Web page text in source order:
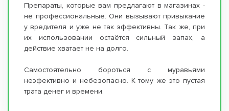
Препараты, которые вам предлагают в магазинах -
не профессиональные. Они вызывают привыкание
у вредителя и уже не так эффективны. Так же, при
их использовании остаётся сильный запах, а
действие хватает не на долго.
Самостоятельно бороться с муравьями
неэфективно и небезопасно. К тому же это пустая
трата денег и времени.